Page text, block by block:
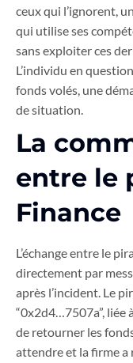
ceux qui l’ignorent,
qui utilise ses
sans exploiter ces
L’individu en
fonds volés, une
de situation.
La
entre le
Finance
L’échange entre le
directement par
après l’incident. Le
“0x2d4…7507a”, liée
de retourner les
attendre et la firme a